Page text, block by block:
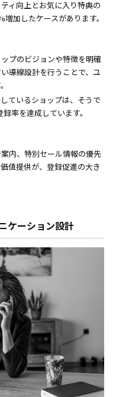
ィ向上とお気に入り特典の
加したケースがあります。
プのビジョンや特徴を明確
導線設計を行うことで、ユ
ているショップは、そうで
率を達成しています。
内、特別セール情報の優先
値提供が、登録促進の大き
ケーション設計